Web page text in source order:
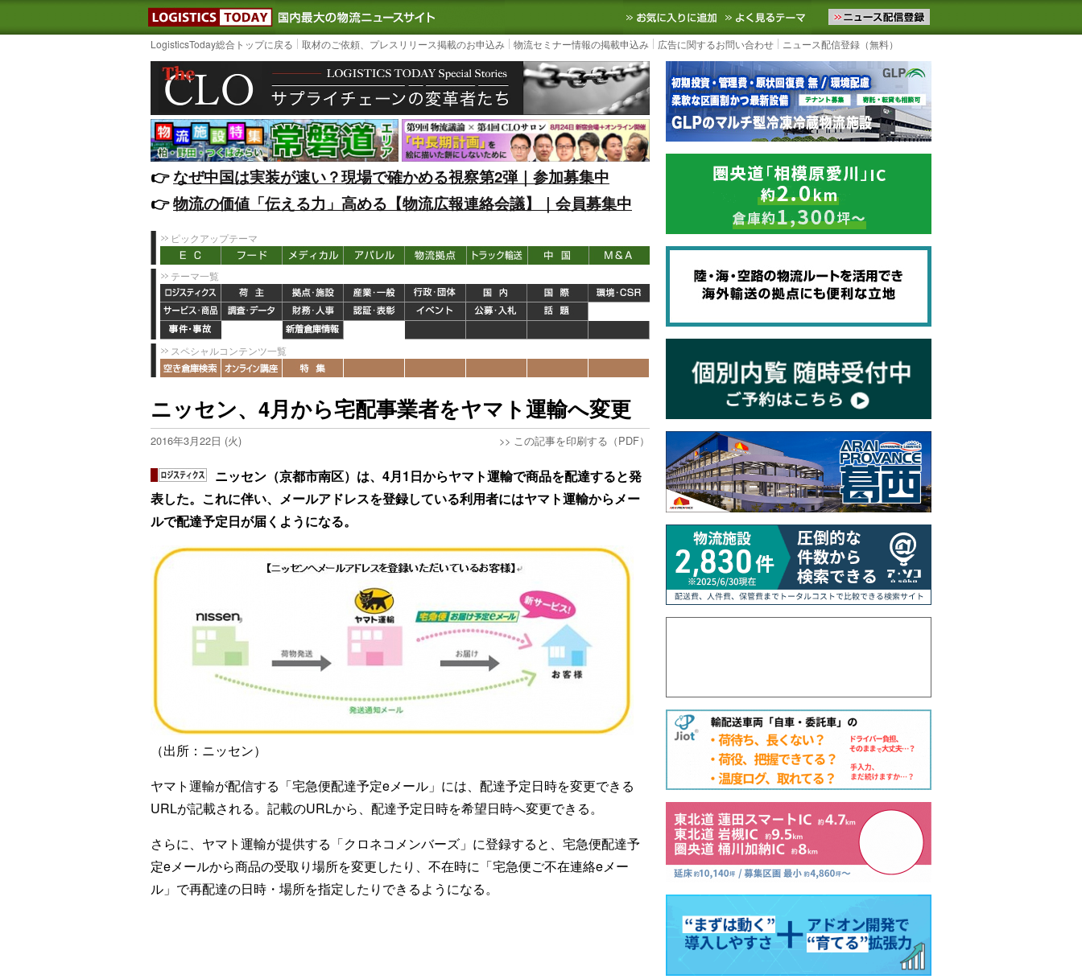
LOGISTICS TODAY｜国内最大の物流ニュースサイト3PL, SCMなど国内外の最新の物流ニュースをお届けします。物流ニュースメール配信を登録す
お気に入りに追加 よく見るテーマ
LogisticsToday総合トップに戻る 取材のご依頼、プレスリリース掲載のお申込み 物流セミナー情報の掲載申込み 広告に関するお問い合わせ ニュース配信登録（無料）
👉️なぜ中国は実装が速い？現場で確かめる視察第2弾｜参加募集中
👉️物流の価値「伝える力」高める【物流広報連絡会議】｜会員募集中
ピックアップテーマ
テーマ一覧
スペシャルコンテンツ一覧
ニッセン、4月から宅配事業者をヤマト運輸へ変更
2016年3月22日 (火) >> この記事を印刷する（PDF）
ニッセン（京都市南区）は、4月1日からヤマト運輸で商品を配達すると発
表した。これに伴い、メールアドレスを登録している利用者にはヤマト運輸からメー
ルで配達予定日が届くようになる。
（出所：ニッセン）
ヤマト運輸が配信する「宅急便配達予定eメール」には、配達予定日時を変更できる
URLが記載される。記載のURLから、配達予定日時を希望日時へ変更できる。
さらに、ヤマト運輸が提供する「クロネコメンバーズ」に登録すると、宅急便配達予
定eメールから商品の受取り場所を変更したり、不在時に「宅急便ご不在連絡eメー
ル」で再配達の日時・場所を指定したりできるようになる。